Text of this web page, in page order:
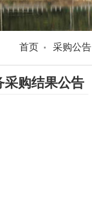
首页 采购公告
采购结果公告